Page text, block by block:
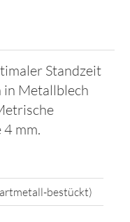
Standzeit
Metallblech
mm.
bestückt)